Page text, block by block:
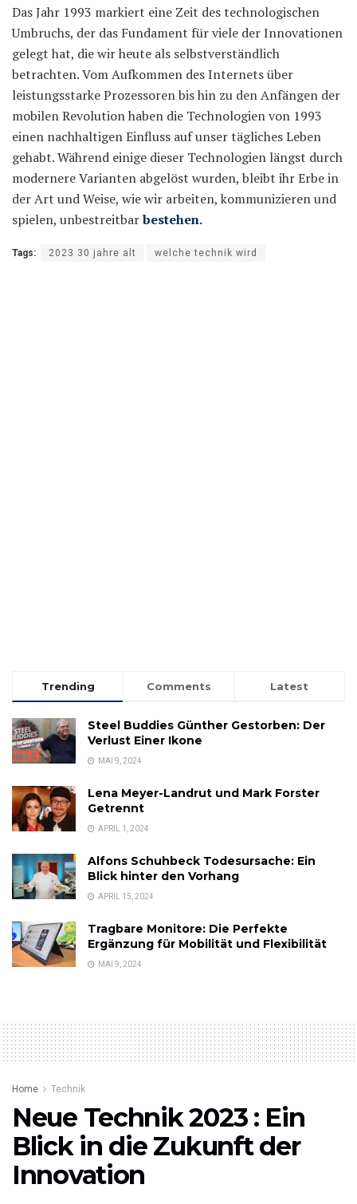
Das Jahr 1993 markiert eine Zeit des technologischen
Umbruchs, der das Fundament für viele der Innovationen
gelegt hat, die wir heute als selbstverständlich
betrachten. Vom Aufkommen des Internets über
leistungsstarke Prozessoren bis hin zu den Anfängen der
mobilen Revolution haben die Technologien von 1993
einen nachhaltigen Einfluss auf unser tägliches Leben
gehabt. Während einige dieser Technologien längst durch
modernere Varianten abgelöst wurden, bleibt ihr Erbe in
der Art und Weise, wie wir arbeiten, kommunizieren und
spielen, unbestreitbarbestehen.
Tags: 2023 30 jahre alt welche technik wird
Trending Comments Latest
Steel Buddies Günther Gestorben: Der
Verlust Einer Ikone
MAI 9, 2024
Lena Meyer-Landrut und Mark Forster
Getrennt
APRIL 1, 2024
Alfons Schuhbeck Todesursache: Ein
Blick hinter den Vorhang
APRIL 15, 2024
Tragbare Monitore: Die Perfekte
Ergänzung für Mobilität und Flexibilität
MAI 9, 2024
Home Technik
Neue Technik 2023 : Ein
Blick in die Zukunft der
Innovation